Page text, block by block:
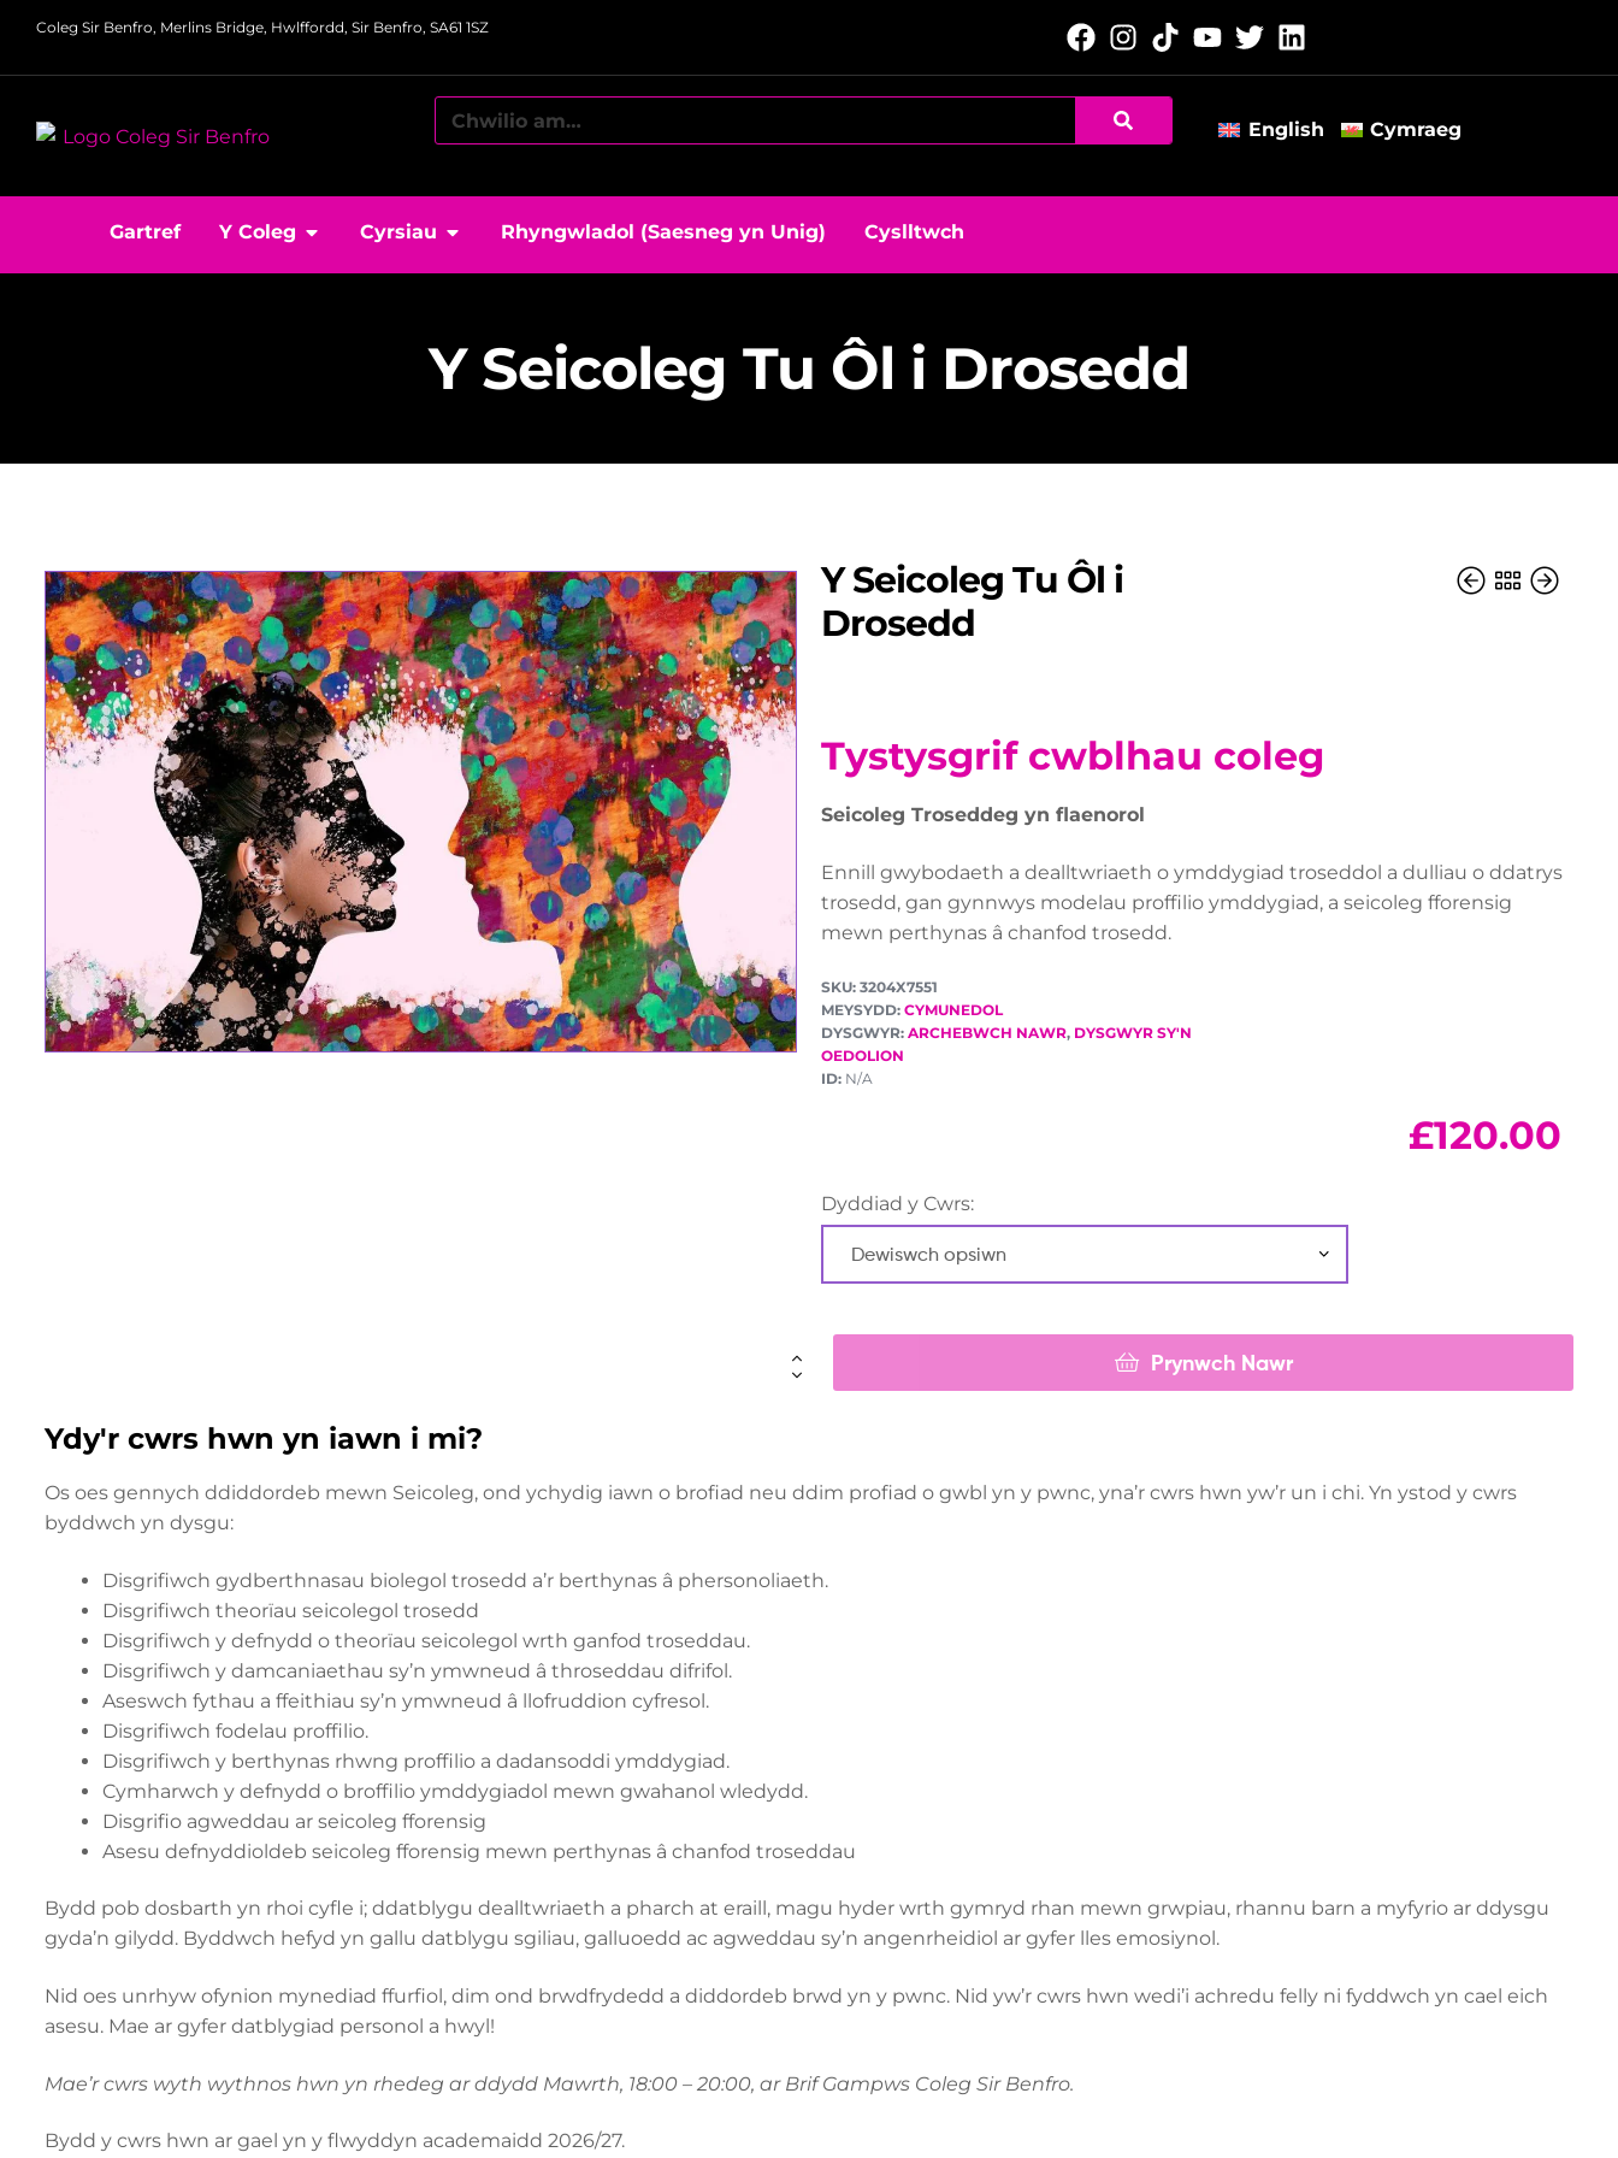
Coleg Sir Benfro, Merlins Bridge, Hwlffordd, Sir Benfro, SA61 1SZ
English Cymraeg
Gartref Y Coleg Cyrsiau Rhyngwladol (Saesneg yn Unig) Cyslltwch
Y Seicoleg Tu Ôl i Drosedd
Y Seicoleg Tu Ôl i
Drosedd
Tystysgrif cwblhau coleg
Seicoleg Troseddeg yn flaenorol
Ennill gwybodaeth a dealltwriaeth o ymddygiad troseddol a dulliau o ddatrys
trosedd, gan gynnwys modelau proffilio ymddygiad, a seicoleg fforensig
mewn perthynas â chanfod trosedd.
SKU: 3204X7551
MEYSYDD: CYMUNEDOL
DYSGWYR: ARCHEBWCH NAWR, DYSGWYR SY'N
OEDOLION
ID: N/A
£120.00
Dyddiad y Cwrs:
Prynwch Nawr
Ydy'r cwrs hwn yn iawn i mi?
Os oes gennych ddiddordeb mewn Seicoleg, ond ychydig iawn o brofiad neu ddim profiad o gwbl yn y pwnc, yna’r cwrs hwn yw’r un i chi. Yn ystod y cwrs
byddwch yn dysgu:
Disgrifiwch gydberthnasau biolegol trosedd a’r berthynas â phersonoliaeth.
Disgrifiwch theorïau seicolegol trosedd
Disgrifiwch y defnydd o theorïau seicolegol wrth ganfod troseddau.
Disgrifiwch y damcaniaethau sy’n ymwneud â throseddau difrifol.
Aseswch fythau a ffeithiau sy’n ymwneud â llofruddion cyfresol.
Disgrifiwch fodelau proffilio.
Disgrifiwch y berthynas rhwng proffilio a dadansoddi ymddygiad.
Cymharwch y defnydd o broffilio ymddygiadol mewn gwahanol wledydd.
Disgrifio agweddau ar seicoleg fforensig
Asesu defnyddioldeb seicoleg fforensig mewn perthynas â chanfod troseddau
Bydd pob dosbarth yn rhoi cyfle i; ddatblygu dealltwriaeth a pharch at eraill, magu hyder wrth gymryd rhan mewn grwpiau, rhannu barn a myfyrio ar ddysgu
gyda’n gilydd. Byddwch hefyd yn gallu datblygu sgiliau, galluoedd ac agweddau sy’n angenrheidiol ar gyfer lles emosiynol.
Nid oes unrhyw ofynion mynediad ffurfiol, dim ond brwdfrydedd a diddordeb brwd yn y pwnc. Nid yw’r cwrs hwn wedi’i achredu felly ni fyddwch yn cael eich
asesu. Mae ar gyfer datblygiad personol a hwyl!
Mae’r cwrs wyth wythnos hwn yn rhedeg ar ddydd Mawrth, 18:00 – 20:00, ar Brif Gampws Coleg Sir Benfro.
Bydd y cwrs hwn ar gael yn y flwyddyn academaidd 2026/27.